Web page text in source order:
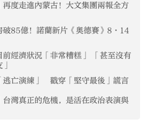
再度走進內蒙古！大文集團兩報全方
破85億！諾蘭新片《奧德賽》8·14
前經濟狀況「非常糟糕」 「甚至沒有
逃亡演練」 戳穿「堅守最後」謊言
台灣真正的危機，是活在政治表演與